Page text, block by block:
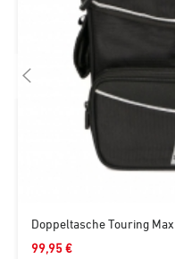
Doppeltasche Touring Max
99,95 €